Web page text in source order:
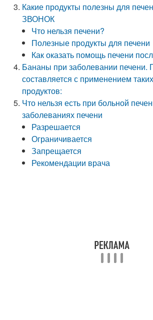
Какие продукты полезны для
ЗВОНОК
Что нельзя печени?
Полезные продукты для печени
Как оказать помощь печени
Бананы при заболевании печени.
составляется с применением
продуктов:
Что нельзя есть при больной
заболеваниях печени
Разрешается
Ограничивается
Запрещается
Рекомендации врача